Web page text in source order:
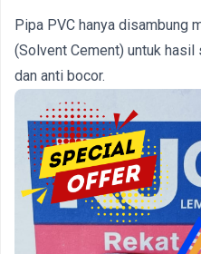
Pipa PVC hanya disambung
(Solvent Cement) untuk hasil
dan anti bocor.